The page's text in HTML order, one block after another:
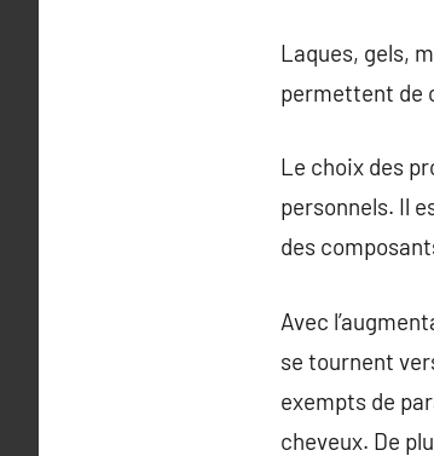
Laques, gels,
permettent de
Le choix des
personnels. Il
des
Avec
se tournent
exempts de
cheveux. De